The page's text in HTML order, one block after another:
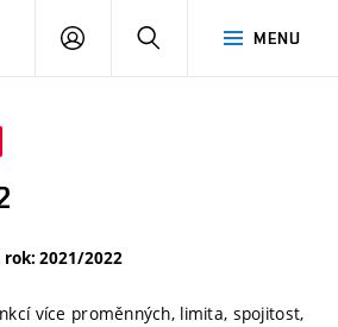
MENU
PŘIHLÁSIT
rok: 2021/2022
více proměnných, limita, spojitost,